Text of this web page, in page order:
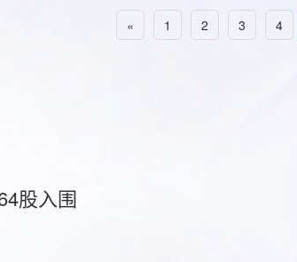
« 1 2 3 4
股入围